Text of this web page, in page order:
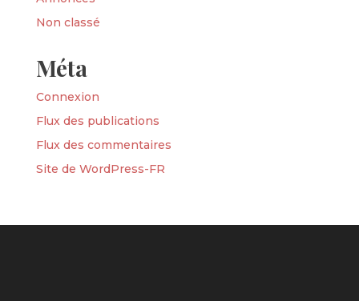
Non classé
Méta
Connexion
Flux des publications
Flux des commentaires
Site de WordPress-FR